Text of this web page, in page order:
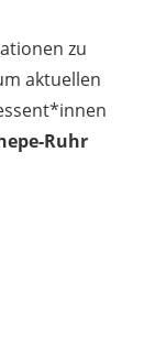
zu
aktuellen
Ruhr